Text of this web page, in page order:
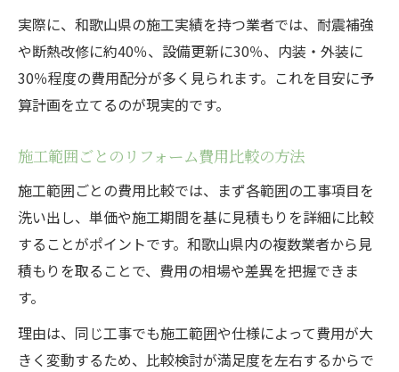
実際に、和歌山県の施工実績を持つ業者では、耐震補強
や断熱改修に約40％、設備更新に30％、内装・外装に
30％程度の費用配分が多く見られます。これを目安に予
算計画を立てるのが現実的です。
施工範囲ごとのリフォーム費用比較の方法
施工範囲ごとの費用比較では、まず各範囲の工事項目を
洗い出し、単価や施工期間を基に見積もりを詳細に比較
することがポイントです。和歌山県内の複数業者から見
積もりを取ることで、費用の相場や差異を把握できま
す。
理由は、同じ工事でも施工範囲や仕様によって費用が大
きく変動するため、比較検討が満足度を左右するからで